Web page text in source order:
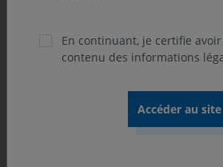
En continuant, je certifie
contenu des informations